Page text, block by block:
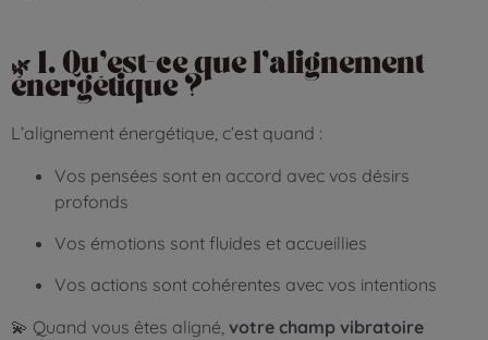
🌿 1. Qu’est-ce que l’alignement
énergétique ?
L’alignement énergétique, c’est quand :
Vos pensées sont en accord avec vos désirs
profonds
Vos émotions sont fluides et accueillies
Vos actions sont cohérentes avec vos intentions
💫 Quand vous êtes aligné, votre champ vibratoire